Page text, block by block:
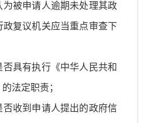
被申请人逾期未处理其政
复议机关应当重点审查下
否具有执行《中华人民共和
法定职责；
否收到申请人提出的政府信